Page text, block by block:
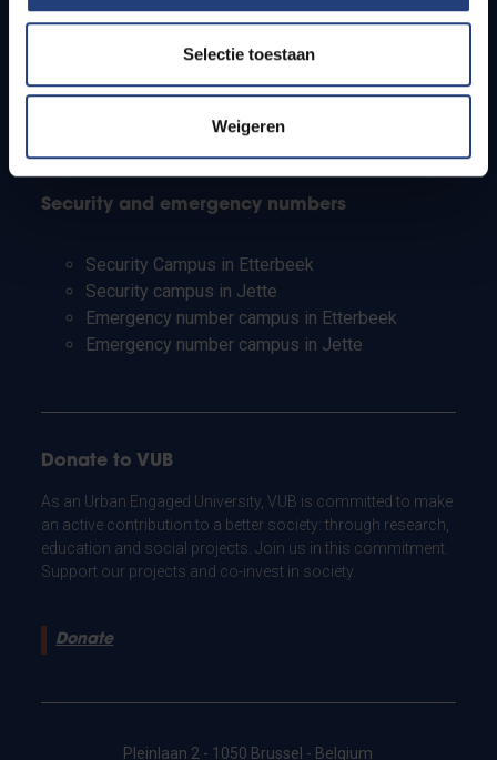
Selectie toestaan
Weigeren
Students
PhD students
Teachers and secondary schools
Working students
Security and emergency numbers
Security Campus in Etterbeek
Security campus in Jette
Emergency number campus in Etterbeek
Emergency number campus in Jette
Donate to VUB
As an Urban Engaged University, VUB is committed to make
an active contribution to a better society: through research,
education and social projects. Join us in this commitment.
Support our projects and co-invest in society.
Donate
Pleinlaan 2 - 1050 Brussel - Belgium